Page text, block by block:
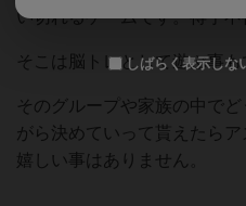
い切れるゲームです。得手不
そこは脳トレとして遊ぶ事も
そのグループや家族の中で
がら決めていって貰えたら
嬉しい事はありません。
しばらく表示しな